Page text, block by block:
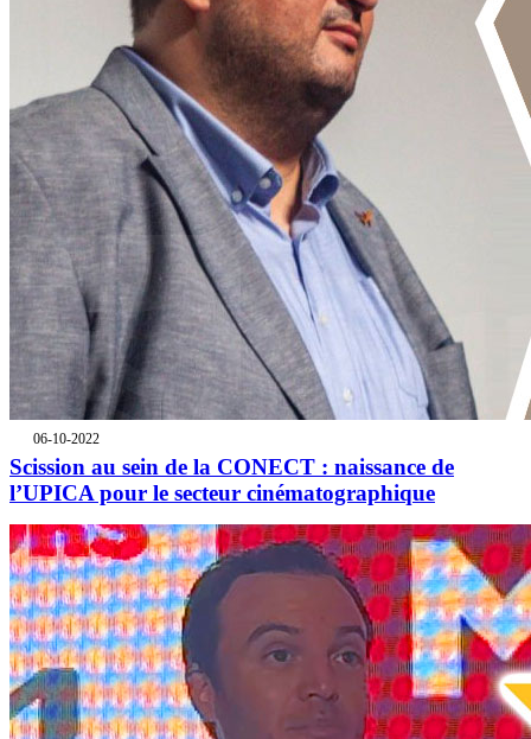
06-10-2022
Scission au sein de la CONECT : naissance de
l’UPICA pour le secteur cinématographique